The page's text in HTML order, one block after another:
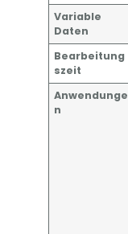
Variable
Daten
Bearbeitung
szeit
Anwendunge
n